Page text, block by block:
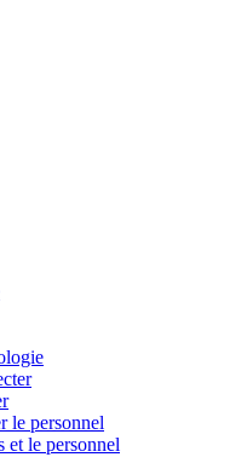
le personnel
et le personnel